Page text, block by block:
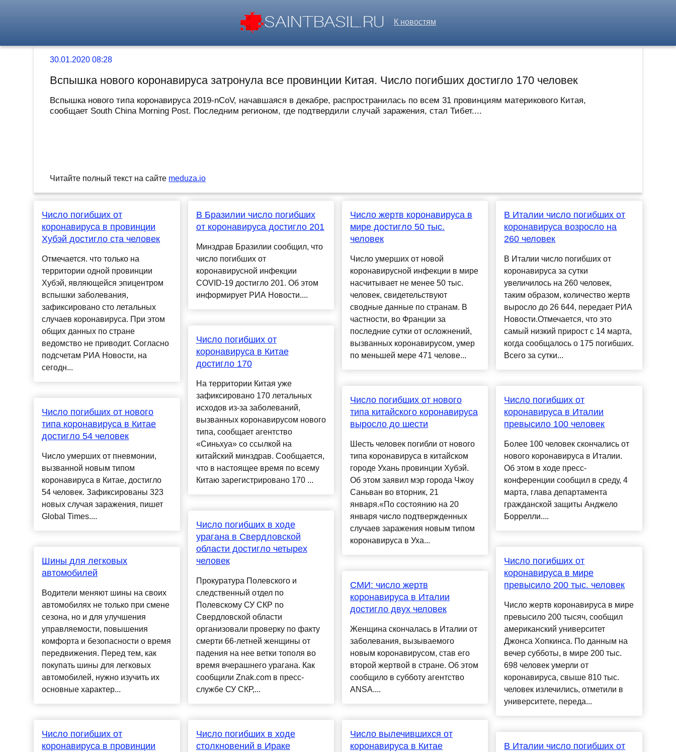
К новостям
30.01.2020 08:28
Вспышка нового коронавируса затронула все провинции Китая. Число погибших достигло 170 человек
Вспышка нового типа коронавируса 2019-nCoV, начавшаяся в декабре, распространилась по всем 31 провинциям материкового Китая,
сообщает South China Morning Post. Последним регионом, где подтвердили случай заражения, стал Тибет....
Читайте полный текст на сайте meduza.io
Число погибших от
коронавируса в провинции
Хубэй достигло ста человек
Отмечается. что только на
территории одной провинции
Хубэй, являющейся эпицентром
вспышки заболевания,
зафиксировано сто летальных
случаев коронавируса. При этом
общих данных по стране
ведомство не приводит. Согласно
подсчетам РИА Новости, на
сегодн...
Число погибших от нового
типа коронавируса в Китае
достигло 54 человек
Число умерших от пневмонии,
вызванной новым типом
коронавируса в Китае, достигло
54 человек. Зафиксированы 323
новых случая заражения, пишет
Global Times....
Шины для легковых
автомобилей
Водители меняют шины на своих
автомобилях не только при смене
сезона, но и для улучшения
управляемости, повышения
комфорта и безопасности о время
передвижения. Перед тем, как
покупать шины для легковых
автомобилей, нужно изучить их
основные характер...
Число погибших от
коронавируса в провинции
В Бразилии число погибших
от коронавируса достигло 201
Минздрав Бразилии сообщил, что
число погибших от
коронавирусной инфекции
COVID-19 достигло 201. Об этом
информирует РИА Новости....
Число погибших от
коронавируса в Китае
достигло 170
На территории Китая уже
зафиксировано 170 летальных
исходов из-за заболеваний,
вызванных коронавирусом нового
типа, сообщает агентство
«Синьхуа» со ссылкой на
китайский минздрав. Сообщается,
что в настоящее время по всему
Китаю зарегистрировано 170 ...
Число погибших в ходе
урагана в Свердловской
области достигло четырех
человек
Прокуратура Полевского и
следственный отдел по
Полевскому СУ СКР по
Свердловской области
организовали проверку по факту
смерти 66-летней женщины от
падения на нее ветки тополя во
время вчерашнего урагана. Как
сообщили Znak.com в пресс-
службе СУ СКР,...
Число погибших в ходе
столкновений в Ираке
Число жертв коронавируса в
мире достигло 50 тыс.
человек
Число умерших от новой
коронавирусной инфекции в мире
насчитывает не менее 50 тыс.
человек, свидетельствуют
сводные данные по странам. В
частности, во Франции за
последние сутки от осложнений,
вызванных коронавирусом, умер
по меньшей мере 471 челове...
Число погибших от нового
типа китайского коронавируса
выросло до шести
Шесть человек погибли от нового
типа коронавируса в китайском
городе Ухань провинции Хубэй.
Об этом заявил мэр города Чжоу
Саньван во вторник, 21
января.«По состоянию на 20
января число подтвержденных
случаев заражения новым типом
коронавируса в Уха...
СМИ: число жертв
коронавируса в Италии
достигло двух человек
Женщина скончалась в Италии от
заболевания, вызываемого
новым коронавирусом, став его
второй жертвой в стране. Об этом
сообщило в субботу агентство
ANSA....
Число вылечившихся от
коронавируса в Китае
В Италии число погибших от
коронавируса возросло на
260 человек
В Италии число погибших от
коронавируса за сутки
увеличилось на 260 человек,
таким образом, количество жертв
выросло до 26 644, передает РИА
Новости.Отмечается, что это
самый низкий прирост с 14 марта,
когда сообщалось о 175 погибших.
Всего за сутки...
Число погибших от
коронавируса в Италии
превысило 100 человек
Более 100 человек скончались от
нового коронавируса в Италии.
Об этом в ходе пресс-
конференции сообщил в среду, 4
марта, глава департамента
гражданской защиты Анджело
Боррелли....
Число погибших от
коронавируса в мире
превысило 200 тыс. человек
Число жертв коронавируса в мире
превысило 200 тысяч, сообщил
американский университет
Джонса Хопкинса. По данным на
вечер субботы, в мире 200 тыс.
698 человек умерли от
коронавируса, свыше 810 тыс.
человек излечились, отметили в
университете, переда...
В Италии число погибших от